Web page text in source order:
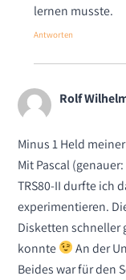
lernen musste.
Antworten
Rolf
Minus 1 Held
Mit Pascal
TRS80-II durfte ich
experimentieren.
Disketten schneller
konnte
An der
Beides war für den